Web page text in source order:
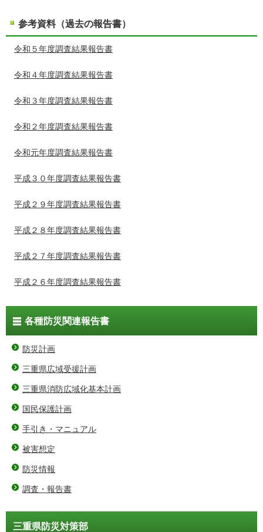
参考資料（過去の報告書）
令和５年度調査結果報告書
令和４年度調査結果報告書
令和３年度調査結果報告書
令和２年度調査結果報告書
令和元年度調査結果報告書
平成３０年度調査結果報告書
平成２９年度調査結果報告書
平成２８年度調査結果報告書
平成２７年度調査結果報告書
平成２６年度調査結果報告書
各種防災関連報告書
防災計画
三重県広域受援計画
三重県消防広域化基本計画
国民保護計画
手引き・マニュアル
被害想定
防災情報
調査・報告書
三重県防災対策部